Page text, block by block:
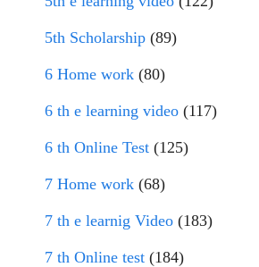
5th Scholarship (89)
6 Home work (80)
6 th e learning video (117)
6 th Online Test (125)
7 Home work (68)
7 th e learnig Video (183)
7 th Online test (184)